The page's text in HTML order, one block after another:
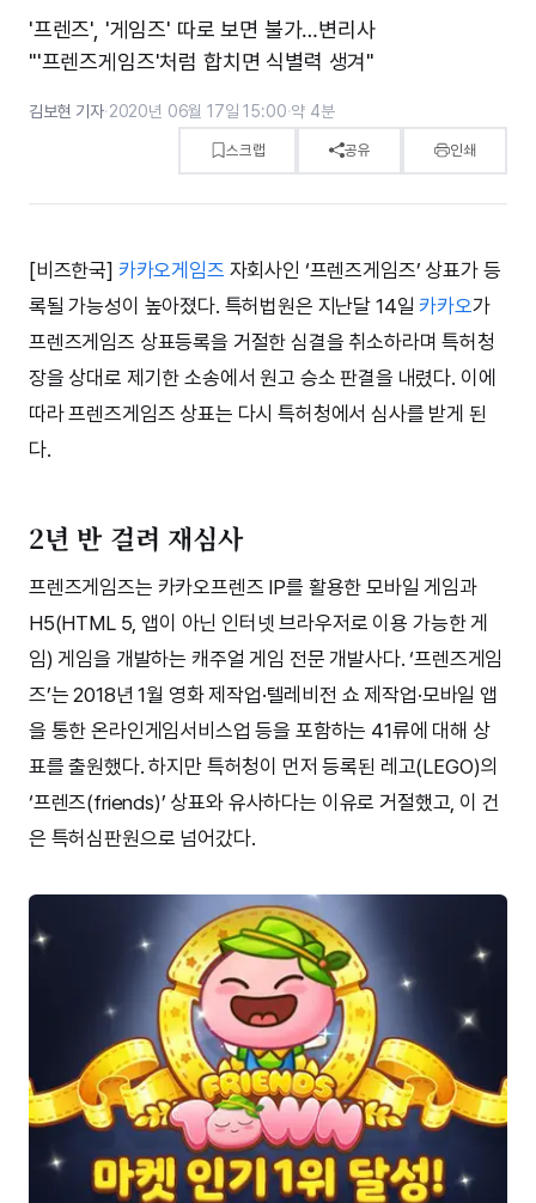
'프렌즈', '게임즈' 따로 보면 불가…변리사
"'프렌즈게임즈'처럼 합치면 식별력 생겨"
김보현 기자·2020년 06월 17일 15:00·약 4분
스크랩 공유 인쇄
[비즈한국] 카카오게임즈 자회사인 ‘프렌즈게임즈’ 상표가 등
록될 가능성이 높아졌다. 특허법원은 지난달 14일 카카오가
프렌즈게임즈 상표등록을 거절한 심결을 취소하라며 특허청
장을 상대로 제기한 소송에서 원고 승소 판결을 내렸다. 이에
따라 프렌즈게임즈 상표는 다시 특허청에서 심사를 받게 된
다.
2년 반 걸려 재심사
프렌즈게임즈는 카카오프렌즈 IP를 활용한 모바일 게임과
H5(HTML 5, 앱이 아닌 인터넷 브라우저로 이용 가능한 게
임) 게임을 개발하는 캐주얼 게임 전문 개발사다. ‘프렌즈게임
즈’는 2018년 1월 영화 제작업·텔레비전 쇼 제작업·모바일 앱
을 통한 온라인게임서비스업 등을 포함하는 41류에 대해 상
표를 출원했다. 하지만 특허청이 먼저 등록된 레고(LEGO)의
‘프렌즈(friends)’ 상표와 유사하다는 이유로 거절했고, 이 건
은 특허심판원으로 넘어갔다.